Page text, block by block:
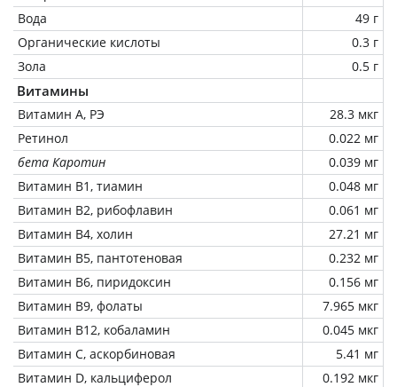
Вода
49 г
Органические кислоты
0.3 г
Зола
0.5 г
Витамины
Витамин А, РЭ
28.3 мкг
Ретинол
0.022 мг
бета Каротин
0.039 мг
Витамин В1, тиамин
0.048 мг
Витамин В2, рибофлавин
0.061 мг
Витамин В4, холин
27.21 мг
Витамин В5, пантотеновая
0.232 мг
Витамин В6, пиридоксин
0.156 мг
Витамин В9, фолаты
7.965 мкг
Витамин В12, кобаламин
0.045 мкг
Витамин C, аскорбиновая
5.41 мг
Витамин D, кальциферол
0.192 мкг